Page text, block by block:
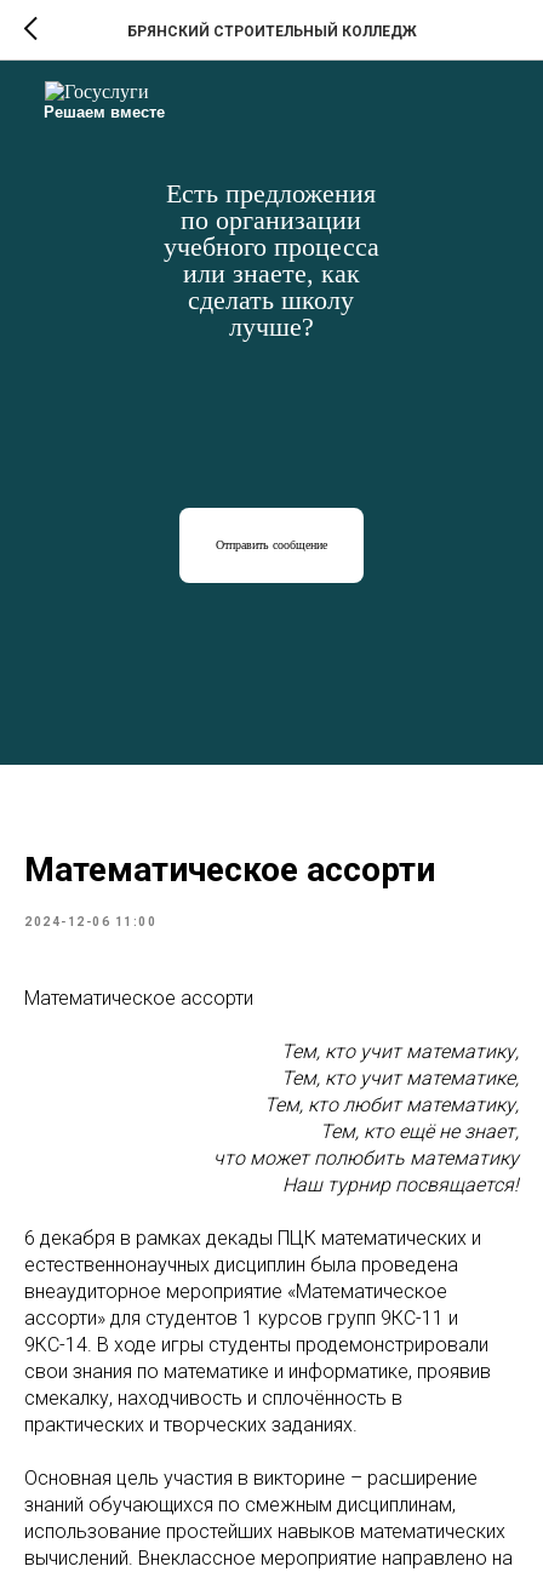
Решаем вместе
Есть предложения
по организации
учебного процесса
или знаете, как
сделать школу
лучше?
Отправить сообщение
БРЯНСКИЙ СТРОИТЕЛЬНЫЙ КОЛЛЕДЖ
Математическое ассорти
2024-12-06 11:00
Математическое ассорти
Тем, кто учит математику,
Тем, кто учит математике,
Тем, кто любит математику,
Тем, кто ещё не знает,
что может полюбить математику
Наш турнир посвящается!
6 декабря в рамках декады ПЦК математических и
естественнонаучных дисциплин была проведена
внеаудиторное мероприятие «Математическое
ассорти» для студентов 1 курсов групп 9КС-11 и
9КС-14. В ходе игры студенты продемонстрировали
свои знания по математике и информатике, проявив
смекалку, находчивость и сплочённость в
практических и творческих заданиях.
Основная цель участия в викторине – расширение
знаний обучающихся по смежным дисциплинам,
использование простейших навыков математических
вычислений. Внеклассное мероприятие направлено на